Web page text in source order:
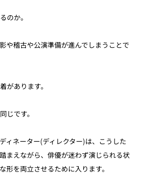
のか。
や稽古や公演準備が進んでしまうことで
があります。
じです。
ィネーター(ディレクター)は、こうした
まえながら、俳優が迷わず演じられる状
形を両立させるために入ります。